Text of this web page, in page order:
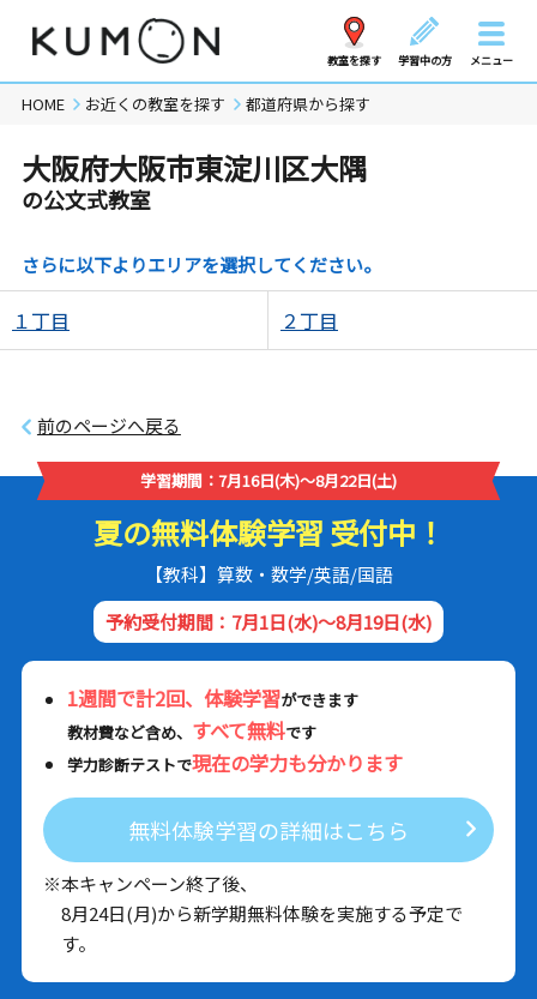
教室を探す 学習中の方 メニュー
HOME お近くの教室を探す 都道府県から探す
大阪府大阪市東淀川区大隅
の公文式教室
さらに以下よりエリアを選択してください。
１丁目 ２丁目
前のページへ戻る
学習期間：7月16日(木)～8月22日(土)
夏の無料体験学習 受付中！
【教科】算数・数学/英語/国語
予約受付期間：7月1日(水)～8月19日(水)
1週間で計2回、体験学習ができます
教材費など含め、 すべて無料です
学力診断テストで現在の学力も分かります
無料体験学習の詳細はこちら
※本キャンペーン終了後、
8月24日(月)から新学期無料体験を実施する予定で
す。